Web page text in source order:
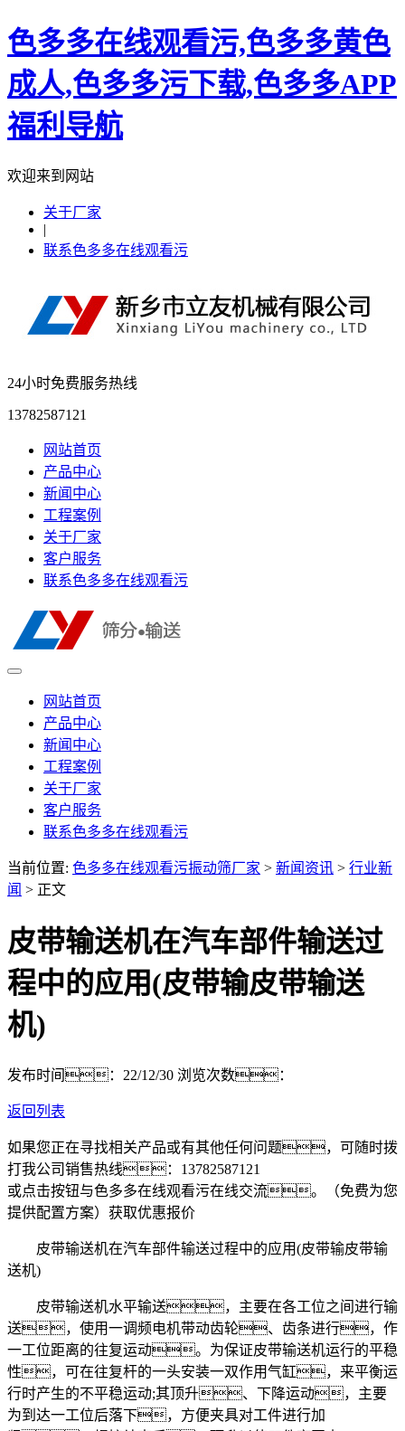
色多多在线观看污,色多多黄色
成人,色多多污下载,色多多APP
福利导航
欢迎来到网站
关于厂家
|
联系色多多在线观看污
24小时免费服务热线
13782587121
网站首页
产品中心
新闻中心
工程案例
关于厂家
客户服务
联系色多多在线观看污
网站首页
产品中心
新闻中心
工程案例
关于厂家
客户服务
联系色多多在线观看污
当前位置: 色多多在线观看污振动筛厂家 > 新闻资讯 > 行业新
闻 > 正文
皮带输送机在汽车部件输送过
程中的应用(皮带输皮带输送
机)
发布时间：22/12/30 浏览次数：
返回列表
如果您正在寻找相关产品或有其他任何问题，可随时拨
打我公司销售热线： 13782587121
或点击按钮与色多多在线观看污在线交流。（免费为您
提供配置方案） 获取优惠报价
皮带输送机在汽车部件输送过程中的应用(皮带输皮带输
送机)
皮带输送机水平输送，主要在各工位之间进行输
送，使用一调频电机带动齿轮、齿条进行，作
一工位距离的往复运动。为保证皮带输送机运行的平稳
性，可在往复杆的一头安装一双作用气缸，来平衡运
行时产生的不平稳运动;其顶升、下降运动，主要
为到达一工位后落下，方便夹具对工件进行加